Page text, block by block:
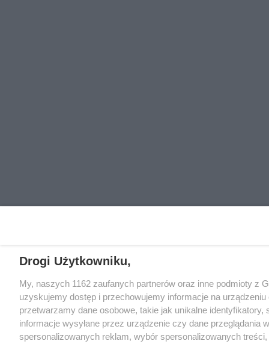
Drogi Użytkowniku,
My, naszych 1162 zaufanych partnerów oraz inne podmioty z
uzyskujemy dostęp i przechowujemy informacje na urządzeniu
przetwarzamy dane osobowe, takie jak unikalne identyfikatory,
informacje wysyłane przez urządzenie czy dane przeglądania
spersonalizowanych reklam, wybór spersonalizowanych